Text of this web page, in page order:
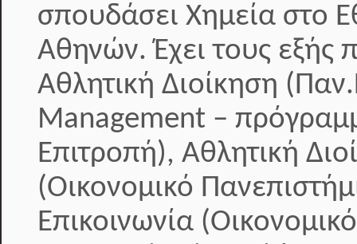
σπουδάσει Χημεία στο
Αθηνών. Έχει τους εξής
Αθλητική Διοίκηση
Management –
Επιτροπή), Αθλητική
(Οικονομικό
Επικοινωνία